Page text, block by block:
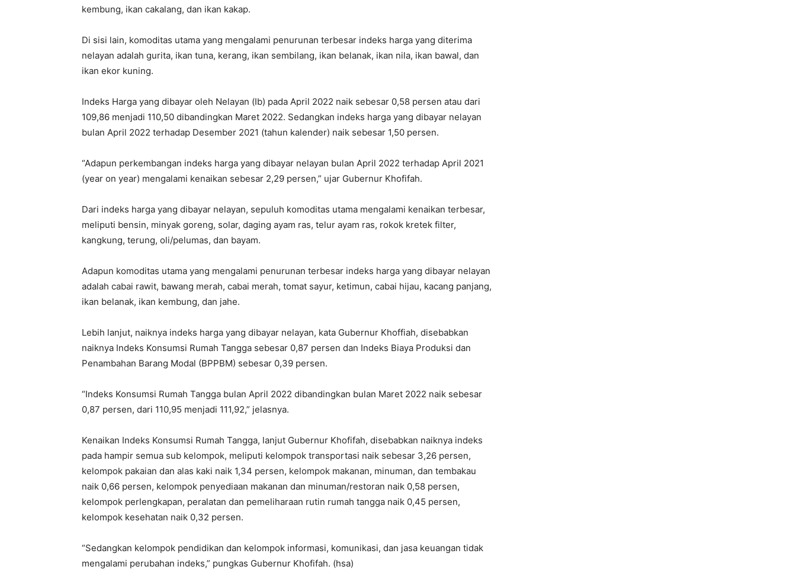
kembung, ikan cakalang, dan ikan kakap.
Di sisi lain, komoditas utama yang mengalami penurunan terbesar indeks harga yang diterima
nelayan adalah gurita, ikan tuna, kerang, ikan sembilang, ikan belanak, ikan nila, ikan bawal, dan
ikan ekor kuning.
Indeks Harga yang dibayar oleh Nelayan (Ib) pada April 2022 naik sebesar 0,58 persen atau dari
109,86 menjadi 110,50 dibandingkan Maret 2022. Sedangkan indeks harga yang dibayar nelayan
bulan April 2022 terhadap Desember 2021 (tahun kalender) naik sebesar 1,50 persen.
“Adapun perkembangan indeks harga yang dibayar nelayan bulan April 2022 terhadap April 2021
(year on year) mengalami kenaikan sebesar 2,29 persen,” ujar Gubernur Khofifah.
Dari indeks harga yang dibayar nelayan, sepuluh komoditas utama mengalami kenaikan terbesar,
meliputi bensin, minyak goreng, solar, daging ayam ras, telur ayam ras, rokok kretek filter,
kangkung, terung, oli/pelumas, dan bayam.
Adapun komoditas utama yang mengalami penurunan terbesar indeks harga yang dibayar nelayan
adalah cabai rawit, bawang merah, cabai merah, tomat sayur, ketimun, cabai hijau, kacang panjang,
ikan belanak, ikan kembung, dan jahe.
Lebih lanjut, naiknya indeks harga yang dibayar nelayan, kata Gubernur Khoffiah, disebabkan
naiknya Indeks Konsumsi Rumah Tangga sebesar 0,87 persen dan Indeks Biaya Produksi dan
Penambahan Barang Modal (BPPBM) sebesar 0,39 persen.
“Indeks Konsumsi Rumah Tangga bulan April 2022 dibandingkan bulan Maret 2022 naik sebesar
0,87 persen, dari 110,95 menjadi 111,92,” jelasnya.
Kenaikan Indeks Konsumsi Rumah Tangga, lanjut Gubernur Khofifah, disebabkan naiknya indeks
pada hampir semua sub kelompok, meliputi kelompok transportasi naik sebesar 3,26 persen,
kelompok pakaian dan alas kaki naik 1,34 persen, kelompok makanan, minuman, dan tembakau
naik 0,66 persen, kelompok penyediaan makanan dan minuman/restoran naik 0,58 persen,
kelompok perlengkapan, peralatan dan pemeliharaan rutin rumah tangga naik 0,45 persen,
kelompok kesehatan naik 0,32 persen.
“Sedangkan kelompok pendidikan dan kelompok informasi, komunikasi, dan jasa keuangan tidak
mengalami perubahan indeks,” pungkas Gubernur Khofifah. (hsa)